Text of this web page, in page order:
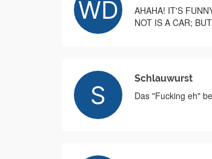
AHAHA! IT'S
NOT IS A CAR;
Schlauwurst
Das "Fucking eh"